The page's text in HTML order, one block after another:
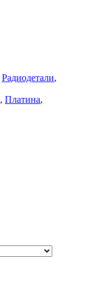
Радиодетали,
, Платина,